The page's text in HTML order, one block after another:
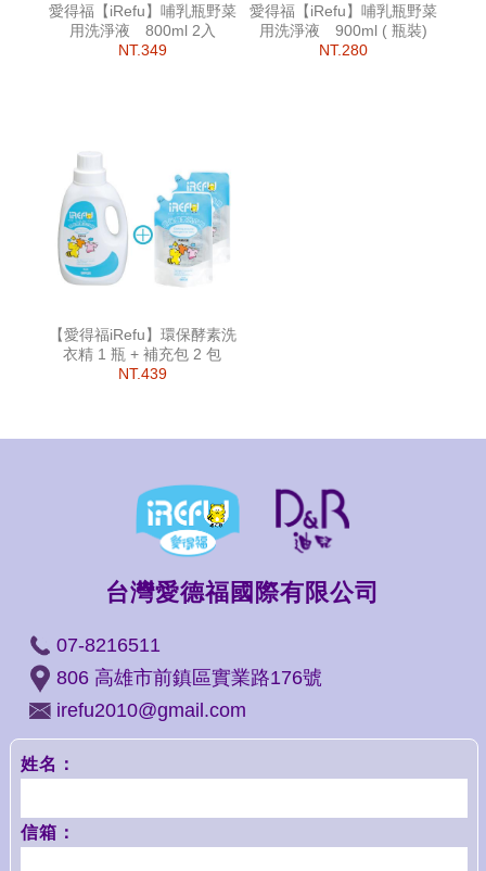
愛得福【iRefu】哺乳瓶野菜
用洗淨液 800ml 2入
NT.349
愛得福【iRefu】哺乳瓶野菜
用洗淨液 900ml ( 瓶裝)
NT.280
【愛得福iRefu】環保酵素洗
衣精 1 瓶 + 補充包 2 包
NT.439
台灣愛德福國際有限公司
07-8216511
806 高雄市前鎮區實業路176號
irefu2010@gmail.com
姓名：
信箱：